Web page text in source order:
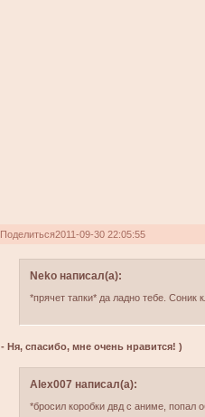
Поделиться2011-09-30 22:05:55
Neko написал(а):
*прячет тапки* да ладно тебе. Соник
- Ня, спасибо, мне очень нравится! )
Alex007 написал(а):
*бросил коробки двд с аниме, попал